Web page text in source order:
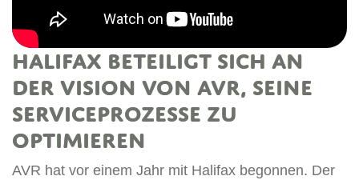
Halifax beteiligt sich an
der Vision von AVR, seine
Serviceprozesse zu
optimieren
AVR hat vor einem Jahr mit Halifax begonnen. Der